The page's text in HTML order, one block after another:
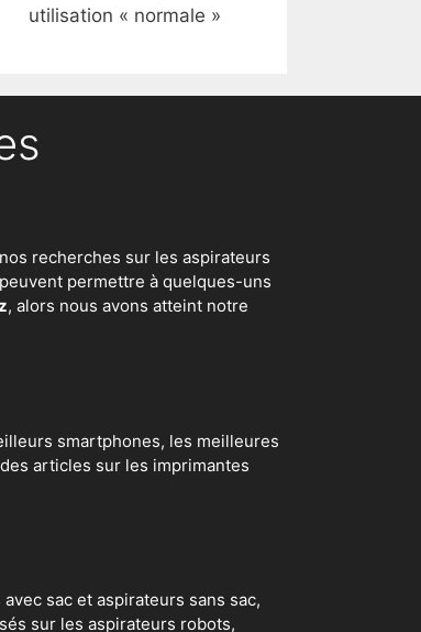
utilisation « normale »
recherches sur les aspirateurs
permettre à quelques-uns
, alors nous avons atteint notre
smartphones, les meilleures
articles sur les imprimantes
sac et aspirateurs sans sac,
sur les aspirateurs robots,